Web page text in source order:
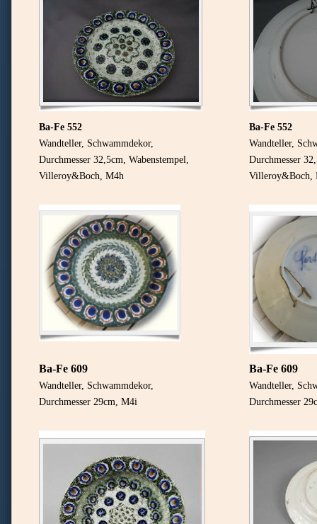
Ba-Fe 552
Wandteller, Schwammdekor,
Durchmesser 32,5cm, Wabenstempel,
Villeroy&Boch, M4h
Ba-Fe 552
Wandteller,
Durchmesser
Villeroy&Boch,
Ba-Fe 609
Wandteller, Schwammdekor,
Durchmesser 29cm, M4i
Ba-Fe 609
Wandteller,
Durchmesser